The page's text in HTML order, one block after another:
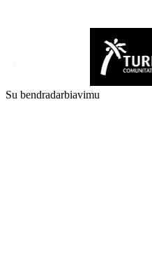
Su bendradarbiavimu